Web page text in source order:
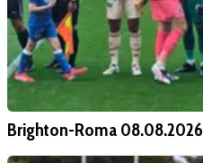
Brighton-Roma 08.08.2026